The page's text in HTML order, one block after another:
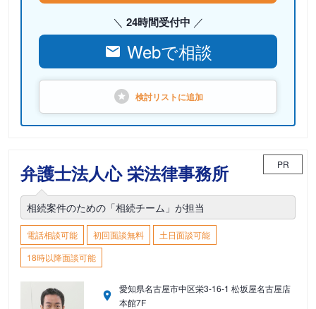
24時間受付中
Webで相談
検討リストに追加
弁護士法人心 栄法律事務所 PR
相続案件のための「相続チーム」が担当
電話相談可能 初回面談無料
土日面談可能
18時以降面談可能
愛知県名古屋市中区栄3-16-1 松坂屋名古屋店
本館7F